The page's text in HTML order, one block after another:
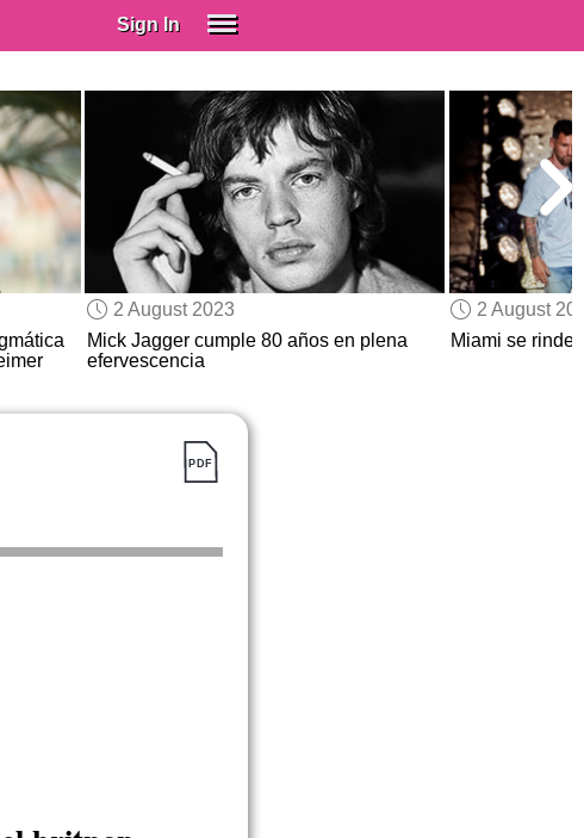
Sign In
Spanish (Spain)
Spanish (Latino)
SUBSCRIBE
EDUCATIONAL LICENSES
GIFT CARDS
OTHER LANGUAGES
2 August 2023
Mick Jagger cumple 80 años en plena
efervescencia
2 August
Miami se rinde